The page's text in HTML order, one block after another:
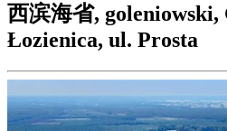
西滨海省, goleniowski,
Łozienica, ul. Prosta